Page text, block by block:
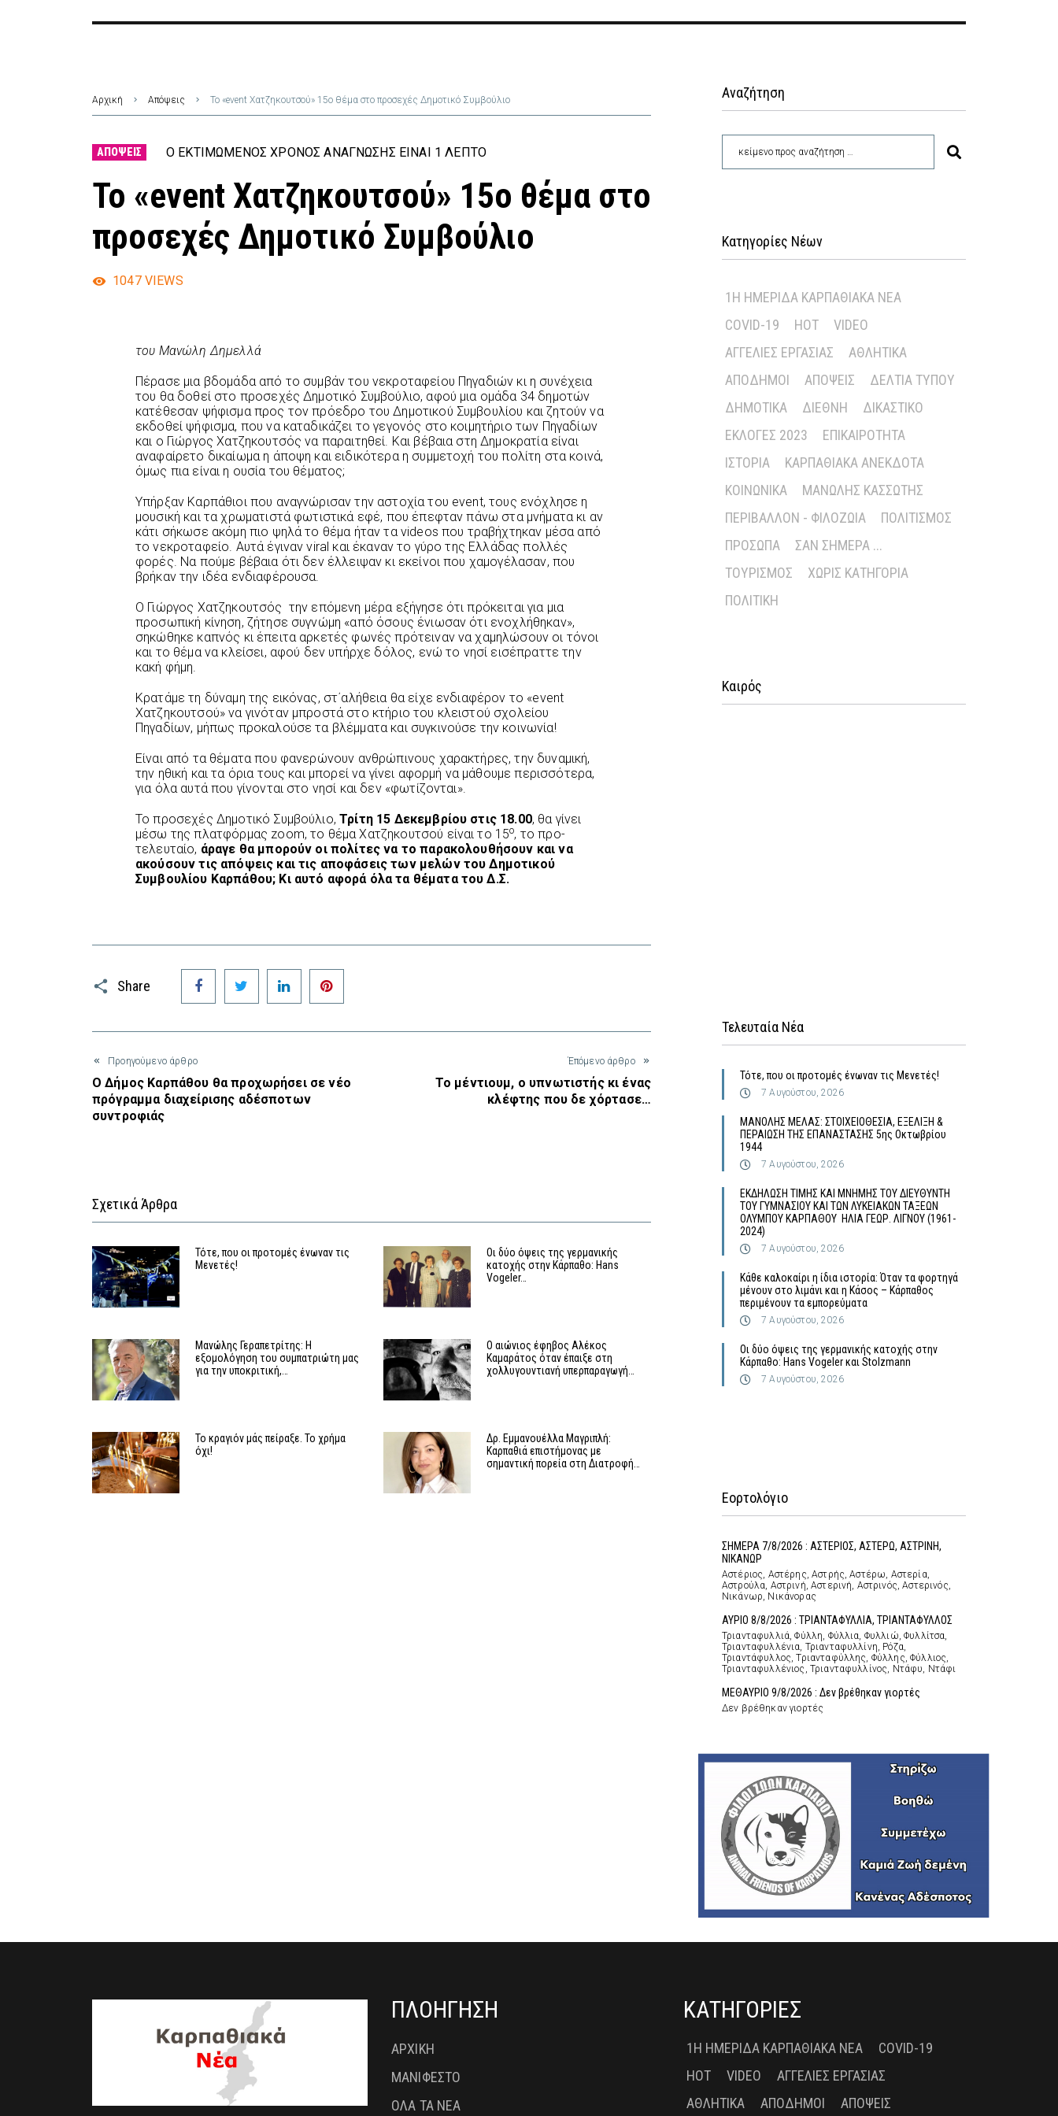
Αρχική Απόψεις Το «event Χατζηκουτσού» 15ο θέμα στο προσεχές Δημοτικό Συμβούλιο
ΑΠΌΨΕΙΣ Ο ΕΚΤΙΜΏΜΕΝΟΣ ΧΡΌΝΟΣ ΑΝΆΓΝΩΣΗΣ ΕΊΝΑΙ 1 ΛΕΠΤΌ
Το «event Χατζηκουτσού» 15ο θέμα στο
προσεχές Δημοτικό Συμβούλιο
1047 VIEWS
του Μανώλη Δημελλά
Πέρασε μια βδομάδα από το συμβάν του νεκροταφείου Πηγαδιών κι η συνέχεια
του θα δοθεί στο προσεχές Δημοτικό Συμβούλιο, αφού μια ομάδα 34 δημοτών
κατέθεσαν ψήφισμα προς τον πρόεδρο του Δημοτικού Συμβουλίου και ζητούν να
εκδοθεί ψήφισμα, που να καταδικάζει το γεγονός στο κοιμητήριο των Πηγαδίων
και ο Γιώργος Χατζηκουτσός να παραιτηθεί. Και βέβαια στη Δημοκρατία είναι
αναφαίρετο δικαίωμα η άποψη και ειδικότερα η συμμετοχή του πολίτη στα κοινά,
όμως πια είναι η ουσία του θέματος;
Υπήρξαν Καρπάθιοι που αναγνώρισαν την αστοχία του event, τους ενόχλησε η
μουσική και τα χρωματιστά φωτιστικά εφέ, που έπεφταν πάνω στα μνήματα κι αν
κάτι σήκωσε ακόμη πιο ψηλά το θέμα ήταν τα videos που τραβήχτηκαν μέσα από
το νεκροταφείο. Αυτά έγιναν viral και έκαναν το γύρο της Ελλάδας πολλές
φορές. Να πούμε βέβαια ότι δεν έλλειψαν κι εκείνοι που χαμογέλασαν, που
βρήκαν την ιδέα ενδιαφέρουσα.
Ο Γιώργος Χατζηκουτσός την επόμενη μέρα εξήγησε ότι πρόκειται για μια
προσωπική κίνηση, ζήτησε συγνώμη «από όσους ένιωσαν ότι ενοχλήθηκαν»,
σηκώθηκε καπνός κι έπειτα αρκετές φωνές πρότειναν να χαμηλώσουν οι τόνοι
και το θέμα να κλείσει, αφού δεν υπήρχε δόλος, ενώ το νησί εισέπραττε την
κακή φήμη.
Κρατάμε τη δύναμη της εικόνας, στ΄αλήθεια θα είχε ενδιαφέρον το «event
Χατζηκουτσού» να γινόταν μπροστά στο κτήριο του κλειστού σχολείου
Πηγαδίων, μήπως προκαλούσε τα βλέμματα και συγκινούσε την κοινωνία!
Είναι από τα θέματα που φανερώνουν ανθρώπινους χαρακτήρες, την δυναμική,
την ηθική και τα όρια τους και μπορεί να γίνει αφορμή να μάθουμε περισσότερα,
για όλα αυτά που γίνονται στο νησί και δεν «φωτίζονται».
Το προσεχές Δημοτικό Συμβούλιο,Τρίτη 15 Δεκεμβρίου στις 18.00, θα γίνει
μέσω της πλατφόρμας zoom, το θέμα Χατζηκουτσού είναι το 15ο, το προ-
τελευταίο, άραγε θα μπορούν οι πολίτες να το παρακολουθήσουν και να
ακούσουν τις απόψεις και τις αποφάσεις των μελών του Δημοτικού
Συμβουλίου Καρπάθου; Κι αυτό αφορά όλα τα θέματα του Δ.Σ.
Share
Facebook Twitter LinkedIn
Προηγούμενο άρθρο
Ο Δήμος Καρπάθου θα προχωρήσει σε νέο
πρόγραμμα διαχείρισης αδέσποτων
συντροφιάς
Έπόμενο άρθρο
Το μέντιουμ, ο υπνωτιστής κι ένας
κλέφτης που δε χόρτασε…
Σχετικά Άρθρα
Τότε, που οι προτομές ένωναν τις
Μενετές!
Οι δύο όψεις της γερμανικής
κατοχής στην Κάρπαθο: Hans
Vogeler…
Μανώλης Γεραπετρίτης: Η
εξομολόγηση του συμπατριώτη μας
για την υποκριτική,…
Ο αιώνιος έφηβος Αλέκος
Καμαράτος όταν έπαιξε στη
χολλυγουντιανή υπερπαραγωγή…
Το κραγιόν μάς πείραξε. Το χρήμα
όχι!
Δρ. Εμμανουέλλα Μαγριπλή:
Καρπαθιά επιστήμονας με
σημαντική πορεία στη Διατροφή…
Αναζήτηση
Κατηγορίες Νέων
1Η ΗΜΕΡΊΔΑ ΚΑΡΠΑΘΙΑΚΆ ΝΈΑ
COVID-19
HOT
VIDEO
ΑΓΓΕΛΊΕΣ ΕΡΓΑΣΊΑΣ
ΑΘΛΗΤΙΚΆ
ΑΠΌΔΗΜΟΙ
ΑΠΌΨΕΙΣ
ΔΕΛΤΊΑ ΤΎΠΟΥ
ΔΗΜΟΤΙΚΆ
ΔΙΕΘΝΉ
ΔΙΚΑΣΤΙΚΌ
ΕΚΛΟΓΈΣ 2023
ΕΠΙΚΑΙΡΌΤΗΤΑ
ΙΣΤΟΡΊΑ
ΚΑΡΠΑΘΙΑΚΆ ΑΝΈΚΔΟΤΑ
ΚΟΙΝΩΝΙΚΆ
ΜΑΝΏΛΗΣ ΚΑΣΣΏΤΗΣ
ΠΕΡΙΒΆΛΛΟΝ - ΦΙΛΟΖΩΊΑ
ΠΟΛΙΤΙΣΜΌΣ
ΠΡΌΣΩΠΑ
ΣΑΝ ΣΉΜΕΡΑ ...
ΤΟΥΡΙΣΜΌΣ
ΧΩΡΊΣ ΚΑΤΗΓΟΡΊΑ
ΠΟΛΙΤΙΚΉ
Καιρός
Τελευταία Νέα
Τότε, που οι προτομές ένωναν τις Μενετές!
7 Αυγούστου, 2026
MΑΝΟΛΗΣ ΜΕΛΑΣ: ΣΤΟΙΧΕΙΟΘΕΣΙΑ, ΕΞΕΛΙΞΗ &
ΠΕΡΑΙΩΣΗ ΤΗΣ ΕΠΑΝΑΣΤΑΣΗΣ 5ης Οκτωβρίου
1944
7 Αυγούστου, 2026
ΕΚΔΗΛΩΣΗ ΤΙΜΗΣ ΚΑΙ ΜΝΗΜΗΣ ΤΟΥ ΔΙΕΥΘΥΝΤΗ
ΤΟΥ ΓΥΜΝΑΣΙΟΥ ΚΑΙ ΤΩΝ ΛΥΚΕΙΑΚΩΝ ΤΑΞΕΩΝ
ΟΛΥΜΠΟΥ ΚΑΡΠΑΘΟΥ ΗΛΙΑ ΓΕΩΡ. ΛΙΓΝΟΥ (1961-
2024)
7 Αυγούστου, 2026
Κάθε καλοκαίρι η ίδια ιστορία: Όταν τα φορτηγά
μένουν στο λιμάνι και η Κάσος – Κάρπαθος
περιμένουν τα εμπορεύματα
7 Αυγούστου, 2026
Οι δύο όψεις της γερμανικής κατοχής στην
Κάρπαθο: Hans Vogeler και Stolzmann
7 Αυγούστου, 2026
Εορτολόγιο
ΣΗΜΕΡΑ 7/8/2026 : ΑΣΤΕΡΙΟΣ, ΑΣΤΕΡΩ, ΑΣΤΡΙΝΗ,
ΝΙΚΑΝΩΡ
Αστέριος, Αστέρης, Αστρής, Αστέρω, Αστερία,
Αστρούλα, Αστρινή, Αστερινή, Αστρινός, Αστερινός,
Νικάνωρ, Νικάνορας
ΑΥΡΙΟ 8/8/2026 : ΤΡΙΑΝΤΑΦΥΛΛΙΑ, ΤΡΙΑΝΤΑΦΥΛΛΟΣ
Τριανταφυλλιά, Φύλλη, Φύλλια, Φυλλιώ, Φυλλίτσα,
Τριανταφυλλένια, Τριανταφυλλίνη, Ρόζα,
Τριαντάφυλλος, Τριανταφύλλης, Φύλλης, Φύλλιος,
Τριανταφυλλένιος, Τριανταφυλλίνος, Ντάφυ, Ντάφι
ΜΕΘΑΥΡΙΟ 9/8/2026 : Δεν βρέθηκαν γιορτές
Δεν βρέθηκαν γιορτές
ΠΛΟΗΓΗΣΗ
ΑΡΧΙΚΗ
ΜΑΝΙΦΕΣΤΟ
ΟΛΑ ΤΑ ΝΕΑ
ΚΑΤΗΓΟΡΙΕΣ
1Η ΗΜΕΡΊΔΑ ΚΑΡΠΑΘΙΑΚΆ ΝΈΑ
COVID-19
HOT
VIDEO
ΑΓΓΕΛΊΕΣ ΕΡΓΑΣΊΑΣ
ΑΘΛΗΤΙΚΆ
ΑΠΌΔΗΜΟΙ ΑΠΌΨΕΙΣ